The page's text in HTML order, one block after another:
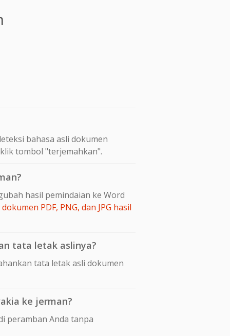
bahasa asli dokumen
tombol "terjemahkan".
hasil pemindaian ke Word
PDF, PNG, dan JPG hasil
tata letak aslinya?
tata letak asli dokumen
ke jerman?
peramban Anda tanpa